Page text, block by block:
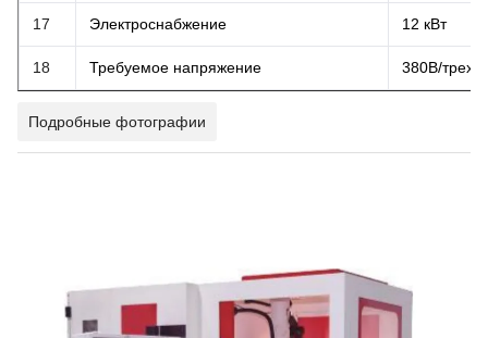
17 Электроснабжение 12 кВт
18 Требуемое напряжение 380В/
Подробные фотографии